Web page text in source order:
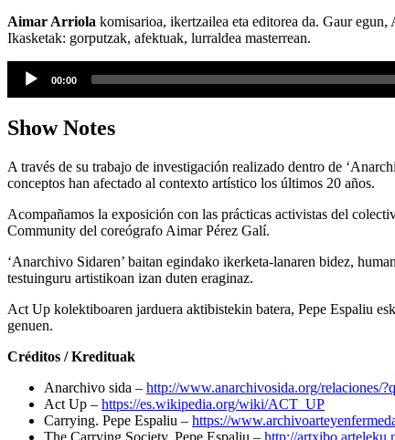
Aimar Arriola komisarioa, ikertzailea eta editorea da. Gaur
Ikasketak: gorputzak, afektuak, lurraldea masterrean.
Audio
Player
00:00
Show Notes
A través de su trabajo de investigación realizado dentro de
conceptos han afectado al contexto artístico los últimos 20 años.
Acompañamos la exposición con las prácticas activistas del
Community del coreógrafo Aimar Pérez Galí.
‘Anarchivo Sidaren’ baitan egindako ikerketa-lanaren bidez,
testuinguru artistikoan izan duten eraginaz.
Act Up kolektiboaren jarduera aktibistekin batera, Pepe Espaliu
genuen.
Créditos / Kredituak
Anarchivo sida – http://www.anarchivosida.org/relaciones/
Act Up – https://es.wikipedia.org/wiki/ACT_UP
Carrying. Pepe Espaliu – https://
The Carrying Society. Pepe Espaliu – http://